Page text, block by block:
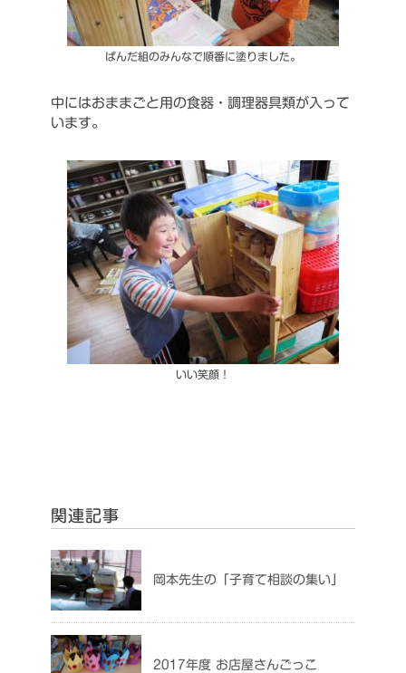
ぱんだ組のみんなで順番に塗りました。
中にはおままごと用の食器・調理器具類が入って
います。
いい笑顔！
関連記事
岡本先生の「子育て相談の集い」
2017年度 お店屋さんごっこ